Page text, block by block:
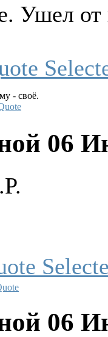
Ушел от
- своё.
06
06